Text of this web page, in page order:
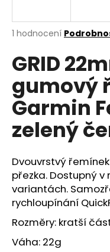
Průměrné
produktu
je
z
5
hvězdiček.
1 hodnocení
GRID
gumový
Garmin
zelený
Dvouvrstvý
přezka. Dostupný v
variantách.
rychloupínání
Rozměry: kratší
Váha: 22g
j
t
?
D
o
p
o
r